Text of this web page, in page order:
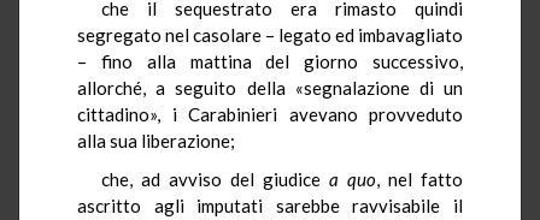
che il sequestrato era rimasto quindi
segregato nel casolare – legato ed imbavagliato
– fino alla mattina del giorno successivo,
allorché, a seguito della «segnalazione di un
cittadino», i Carabinieri avevano provveduto
alla sua liberazione;
che, ad avviso del giudice a quo, nel fatto
ascritto agli imputati sarebbe ravvisabile il